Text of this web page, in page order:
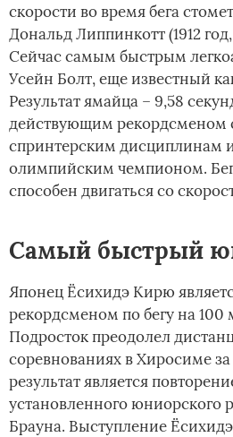
скорости во время бега
Дональд Липпинкотт (1912
Сейчас самым быстрым
Усейн Болт, еще известный
Результат ямайца – 9,58
действующим рекордсменом
спринтерским дисциплинам
олимпийским чемпионом.
способен двигаться со
Самый быстрый
Японец Ёсихидэ Кирю
рекордсменом по бегу на
Подросток преодолел
соревнованиях в Хиросиме за
результат является
установленного юниорского
Брауна. Выступление